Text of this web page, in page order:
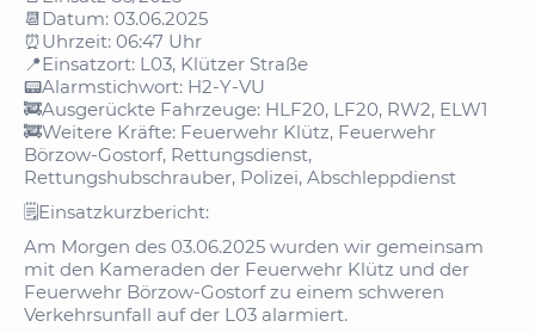
📆Datum: 03.06.2025
⏰Uhrzeit: 06:47 Uhr
📍Einsatzort: L03, Klützer Straße
📟Alarmstichwort: H2-Y-VU
🚒Ausgerückte Fahrzeuge: HLF20, LF20, RW2, ELW1
🚒Weitere Kräfte: Feuerwehr Klütz, Feuerwehr
Börzow-Gostorf, Rettungsdienst,
Rettungshubschrauber, Polizei, Abschleppdienst
🗒️Einsatzkurzbericht:
Am Morgen des 03.06.2025 wurden wir gemeinsam
mit den Kameraden der Feuerwehr Klütz und der
Feuerwehr Börzow-Gostorf zu einem schweren
Verkehrsunfall auf der L03 alarmiert.